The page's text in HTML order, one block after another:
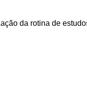
da rotina de